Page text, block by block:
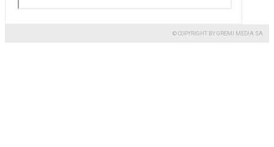
© COPYRIGHT BY GREMI MEDIA SA